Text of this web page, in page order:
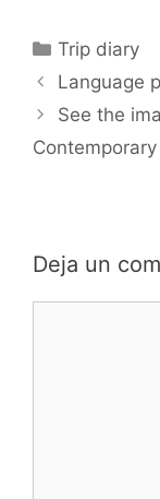
Categorías
Trip diary
Language
See the
Deja un